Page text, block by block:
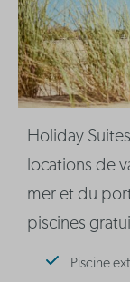
Holiday
locations de
mer et du
piscines
Piscine